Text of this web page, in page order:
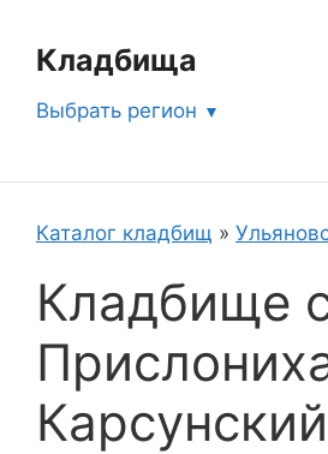
содержимому
Кладбища
Выбрать регион
Каталог кладбищ »
Кладбище